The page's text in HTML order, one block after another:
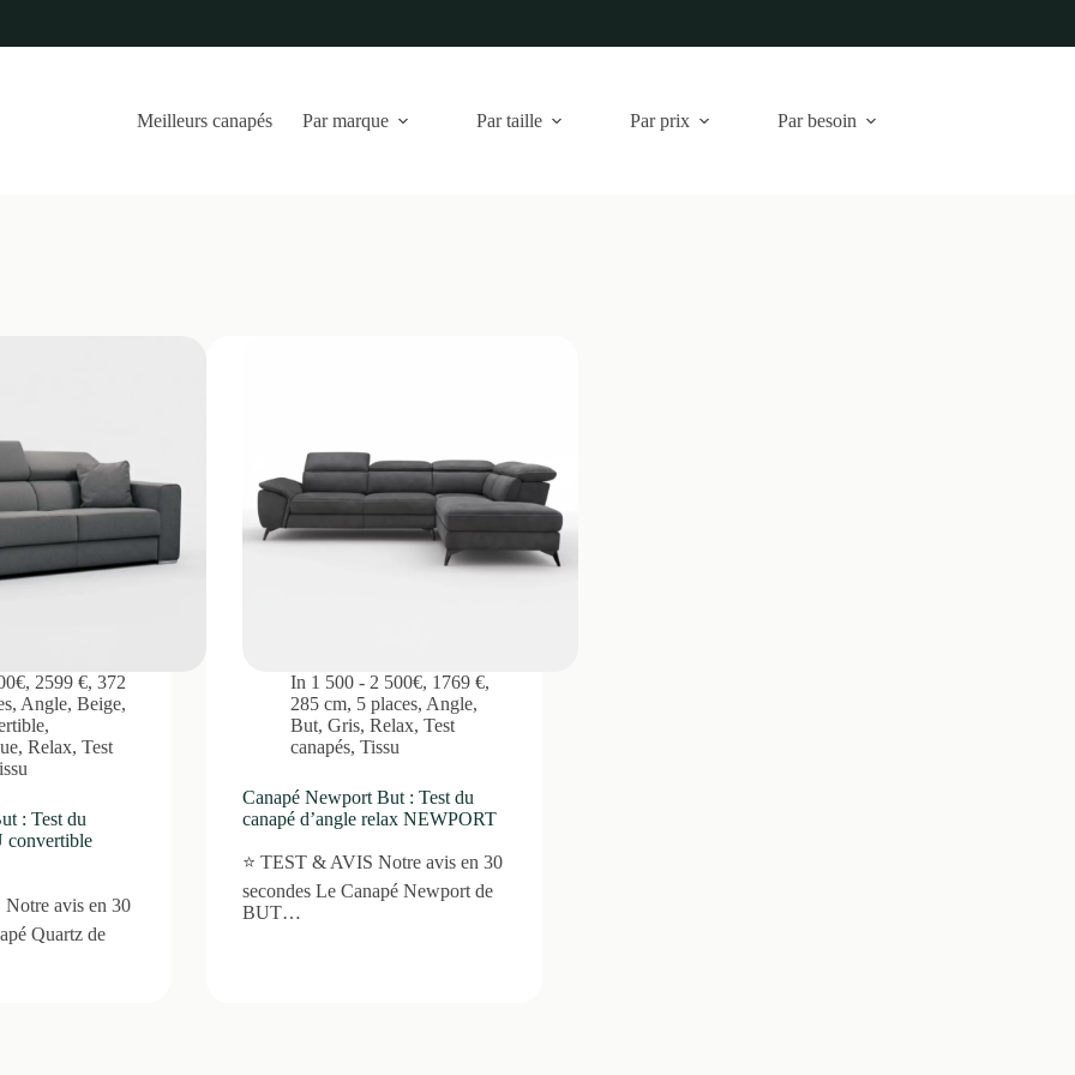
Meilleurs canapés Par marque Par taille Par prix Par besoin
, 2599 €,372
, Angle, Beige,
,
, Relax, Test
: Test du
convertible
avis en 30
Quartz de
In 1 500 - 2 500€, 1769 €,
285 cm, 5 places, Angle,
But, Gris, Relax, Test
canapés, Tissu
Canapé Newport But : Test du
canapé d’angle relax NEWPORT
⭐ TEST & AVIS Notre avis en 30
secondes Le Canapé Newport de
BUT…